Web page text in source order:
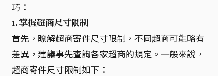
巧：
1. 掌握超商尺寸限制
首先，瞭解超商寄件尺寸限制，不同超商可能略有
差異，建議事先查詢各家超商的規定。一般來說，
超商寄件尺寸限制如下：